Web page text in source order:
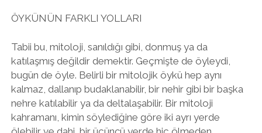
ÖYKÜNÜN FARKLI YOLLARI
Tabii bu, mitoloji, sanıldığı gibi, donmuş ya da
katılaşmış değildir demektir. Geçmişte de öyleydi,
bugün de öyle. Belirli bir mitolojik öykü hep aynı
kalmaz, dallanıp budaklanabilir, bir nehir gibi bir başka
nehre katılabilir ya da deltalaşabilir. Bir mitoloji
kahramanı, kimin söylediğine göre iki ayrı yerde